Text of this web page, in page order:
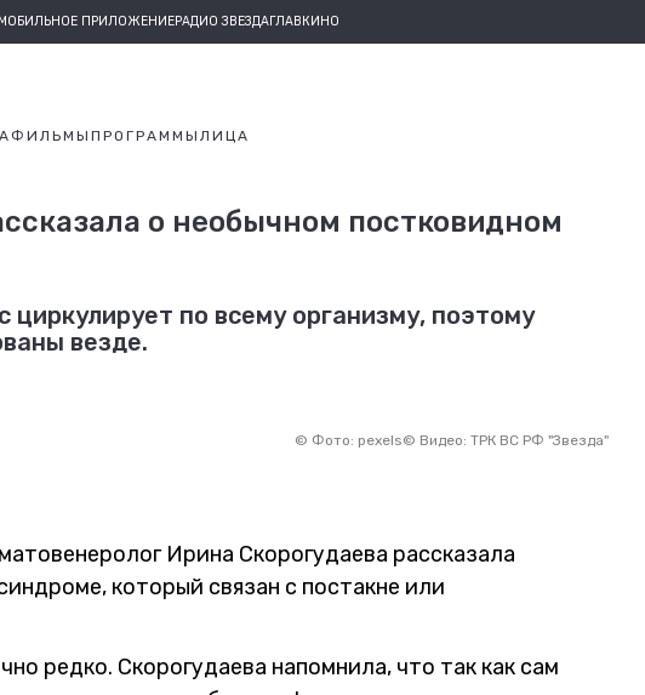
МОБИЛЬНОЕ ПРИЛОЖЕНИЕРАДИО ЗВЕЗДАГЛАВКИНО
ФИЛЬМЫ ПРОГРАММЫ ЛИЦА
о необычном постковидном
циркулирует по всему организму, поэтому
везде.
© Фото: pexels© Видео: ТРК ВС РФ "Звезда"
Ирина Скорогудаева рассказала
который связан с постакне или
редко. Скорогудаева напомнила, что так как сам